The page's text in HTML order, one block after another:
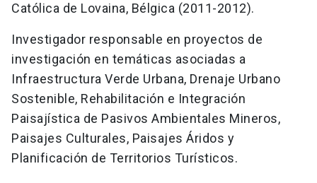
Católica de Lovaina, Bélgica (2011-2012).
Investigador responsable en proyectos de
investigación en temáticas asociadas a
Infraestructura Verde Urbana, Drenaje Urbano
Sostenible, Rehabilitación e Integración
Paisajística de Pasivos Ambientales Mineros,
Paisajes Culturales, Paisajes Áridos y
Planificación de Territorios Turísticos.